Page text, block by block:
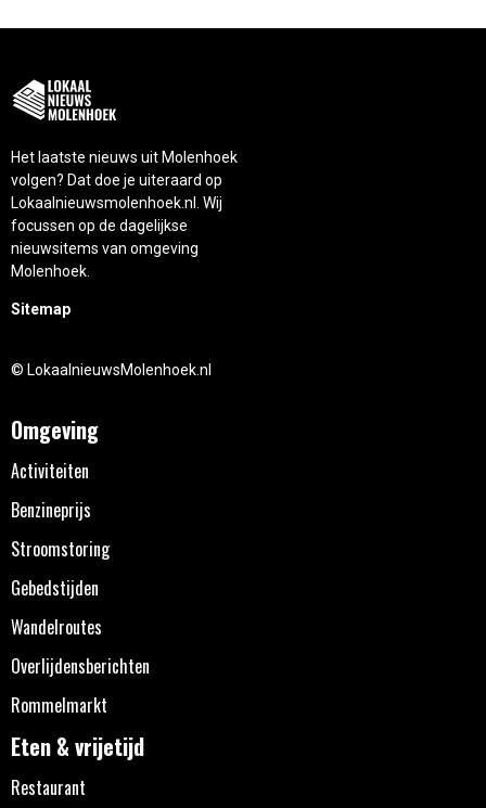
Het laatste nieuws uit Molenhoek
volgen? Dat doe je uiteraard op
Lokaalnieuwsmolenhoek.nl. Wij
focussen op de dagelijkse
nieuwsitems van omgeving
Molenhoek.
Sitemap
© LokaalnieuwsMolenhoek.nl
Omgeving
Activiteiten
Benzineprijs
Stroomstoring
Gebedstijden
Wandelroutes
Overlijdensberichten
Rommelmarkt
Eten & vrijetijd
Restaurant